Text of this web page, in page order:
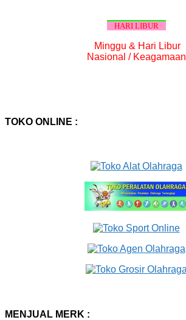
HARI LIBUR
Minggu & Hari Libur
Nasional / Keagamaan
TOKO ONLINE :
MENJUAL MERK :